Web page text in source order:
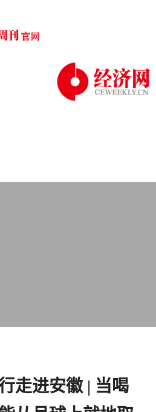
走进安徽 | 当喝